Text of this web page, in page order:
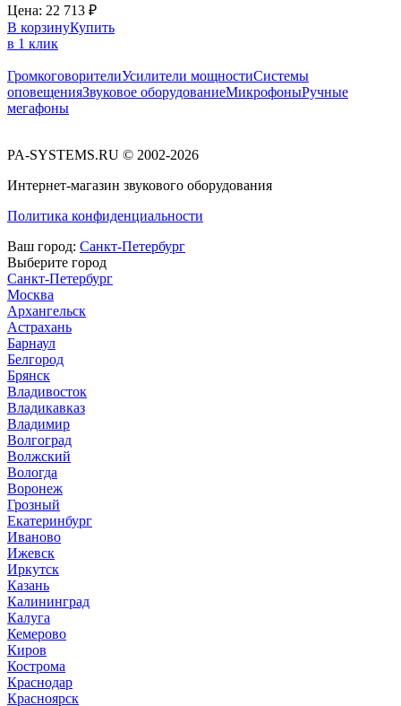
Цена: 22 713 ₽
В корзинуКупить
в 1 клик
ГромкоговорителиУсилители мощностиСистемы
оповещенияЗвуковое оборудованиеМикрофоныРучные
мегафоны
PA-SYSTEMS.RU © 2002-2026
Интернет-магазин звукового оборудования
Политика конфиденциальности
Ваш город: Санкт-Петербург
Выберите город
Санкт-Петербург
Москва
Архангельск
Астрахань
Барнаул
Белгород
Брянск
Владивосток
Владикавказ
Владимир
Волгоград
Волжский
Вологда
Воронеж
Грозный
Екатеринбург
Иваново
Ижевск
Иркутск
Казань
Калининград
Калуга
Кемерово
Киров
Кострома
Краснодар
Красноярск